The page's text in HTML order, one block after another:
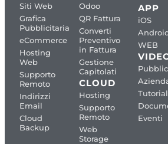
Siti Web
Grafica
Pubblicitaria
eCommerce
Hosting
Web
Supporto
Remoto
Indirizzi
Email
Cloud
Backup
Odoo
QR Fattura
Converti
Preventivo
in Fattura
Gestione
Capitolati
CLOUD
Hosting
Supporto
Remoto
Web
Storage
APP
iOS
WEB
Tutorial
Eventi